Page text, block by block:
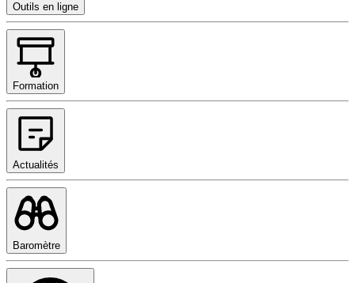
Outils en ligne
Formation
Actualités
Baromètre